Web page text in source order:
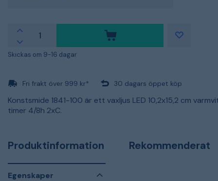
Skickas om 9-16 dagar
Fri frakt över 999 kr* 30 dagars öppet köp
Konstsmide 1841-100 är ett vaxljus LED 10,2x15,2 cm
timer 4/8h 2xC.
Produktinformation
Egenskaper
Rekommenderat